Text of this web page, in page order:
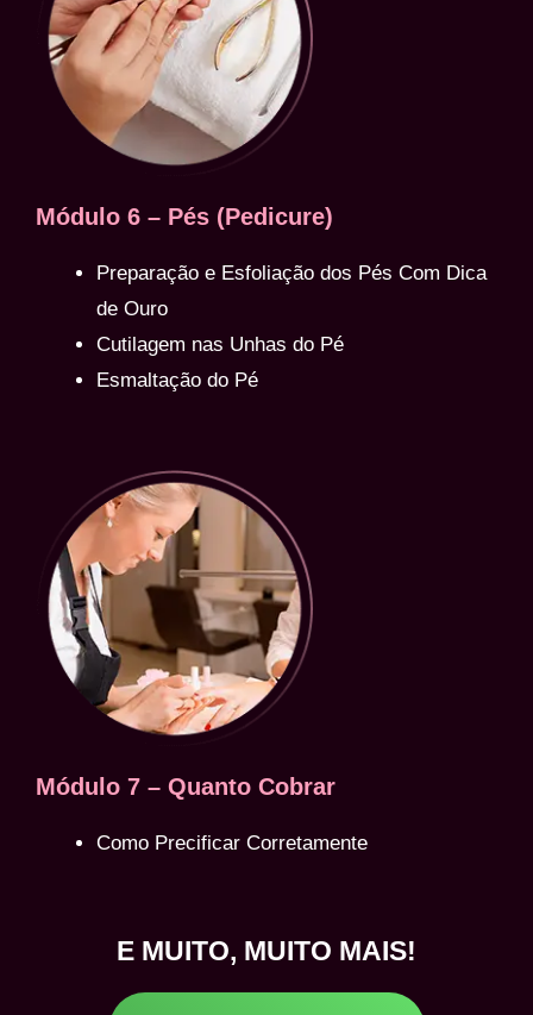
Módulo 6 – Pés (Pedicure)
Preparação e Esfoliação dos Pés Com Dica
de Ouro
Cutilagem nas Unhas do Pé
Esmaltação do Pé
Módulo 7 – Quanto Cobrar
Como Precificar Corretamente
E MUITO, MUITO MAIS!